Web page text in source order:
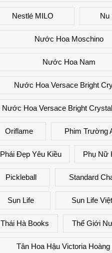
Nestlé MILO Nu
Nước Hoa Moschino
Nước Hoa Nam
Nước Hoa Versace Bright
Nước Hoa Versace Bright
Oriflame Phim Trường
Phái Đẹp Yêu Kiều Phụ Nữ
Pickleball Standard
Sun Life Sun Life
Thái Hà Books Thế Giới
Tân Hoa Hậu Victoria Hoàng